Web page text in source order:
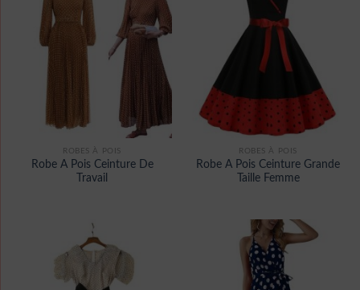
ROBES À POIS
Robe A Pois Ceinture De
Travail
ROBES À POIS
Robe A Pois Ceinture Grande
Taille Femme